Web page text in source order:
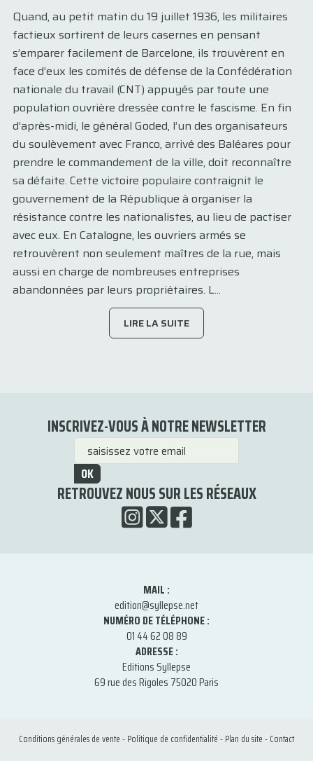
Quand, au petit matin du 19 juillet 1936, les militaires
factieux sortirent de leurs casernes en pensant
s’emparer facilement de Barcelone, ils trouvèrent en
face d’eux les comités de défense de la Confédération
nationale du travail (CNT) appuyés par toute une
population ouvrière dressée contre le fascisme. En fin
d’après-midi, le général Goded, l’un des organisateurs
du soulèvement avec Franco, arrivé des Baléares pour
prendre le commandement de la ville, doit reconnaître
sa défaite. Cette victoire populaire contraignit le
gouvernement de la République à organiser la
résistance contre les nationalistes, au lieu de pactiser
avec eux. En Catalogne, les ouvriers armés se
retrouvèrent non seulement maîtres de la rue, mais
aussi en charge de nombreuses entreprises
abandonnées par leurs propriétaires. L...
LIRE LA SUITE
INSCRIVEZ-VOUS À NOTRE NEWSLETTER
OK
RETROUVEZ NOUS SUR LES RÉSEAUX
MAIL :
edition@syllepse.net
NUMÉRO DE TÉLÉPHONE :
01 44 62 08 89
ADRESSE :
Editions Syllepse
69 rue des Rigoles 75020 Paris
Conditions générales de vente-Politique de confidentialité-Plan du site-Contact